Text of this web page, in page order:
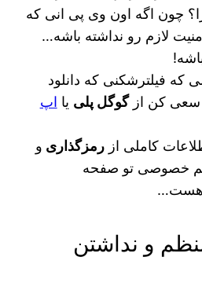
چون اگه اون وی پی انی که
لازم رو نداشته باشه…
که فیلترشکنی که دانلود
سعی کن ازگوگل پلی یا اپ
کاملی ازرمزگذاری و
خصوصی تو صفحه
هست…
و نداشتن